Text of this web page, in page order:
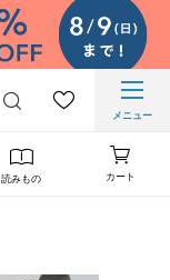
メニュー
読みもの カート